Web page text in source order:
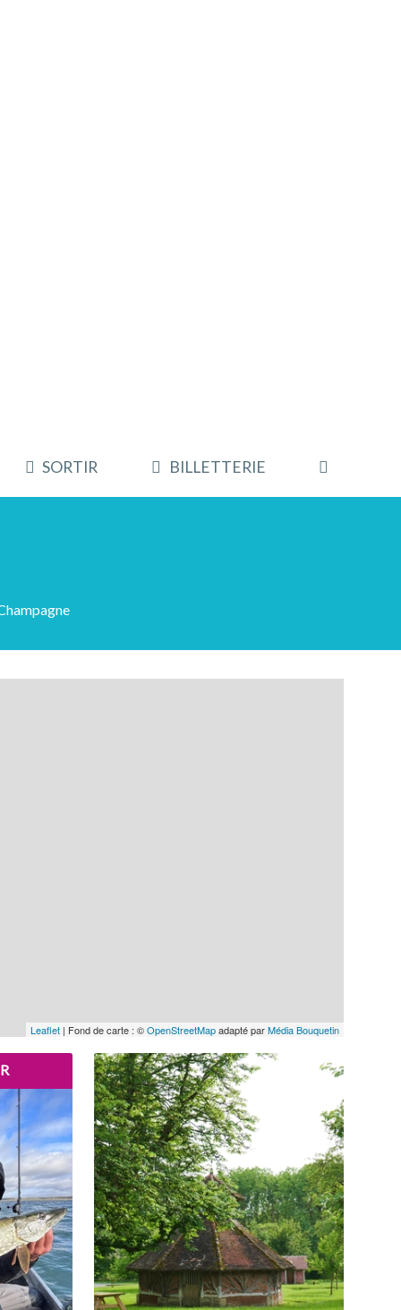
SORTIR BILLETTERIE
Leaflet | Fond de carte : ©OpenStreetMapadapté parMédia Bouquetin